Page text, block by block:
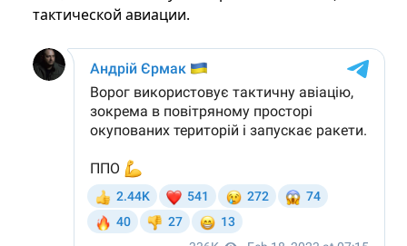
тактической авиации.